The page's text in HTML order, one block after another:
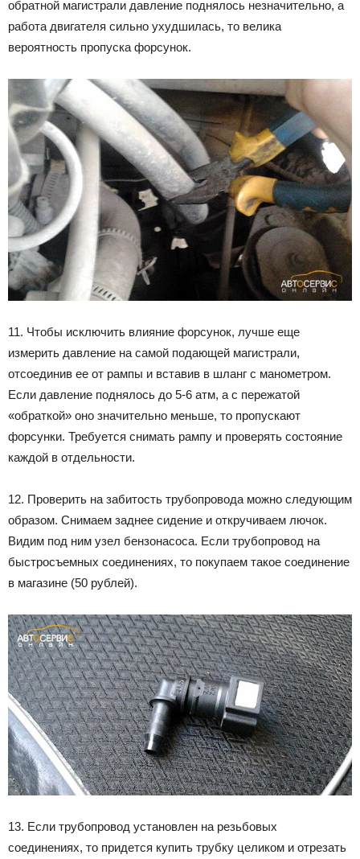
обратной магистрали давление поднялось незначительно, а
работа двигателя сильно ухудшилась, то велика
вероятность пропуска форсунок.
11. Чтобы исключить влияние форсунок, лучше еще
измерить давление на самой подающей магистрали,
отсоединив ее от рампы и вставив в шланг с манометром.
Если давление поднялось до 5-6 атм, а с пережатой
«обраткой» оно значительно меньше, то пропускают
форсунки. Требуется снимать рампу и проверять состояние
каждой в отдельности.
12. Проверить на забитость трубопровода можно следующим
образом. Снимаем заднее сидение и откручиваем лючок.
Видим под ним узел бензонасоса. Если трубопровод на
быстросъемных соединениях, то покупаем такое соединение
в магазине (50 рублей).
13. Если трубопровод установлен на резьбовых
соединениях, то придется купить трубку целиком и отрезать